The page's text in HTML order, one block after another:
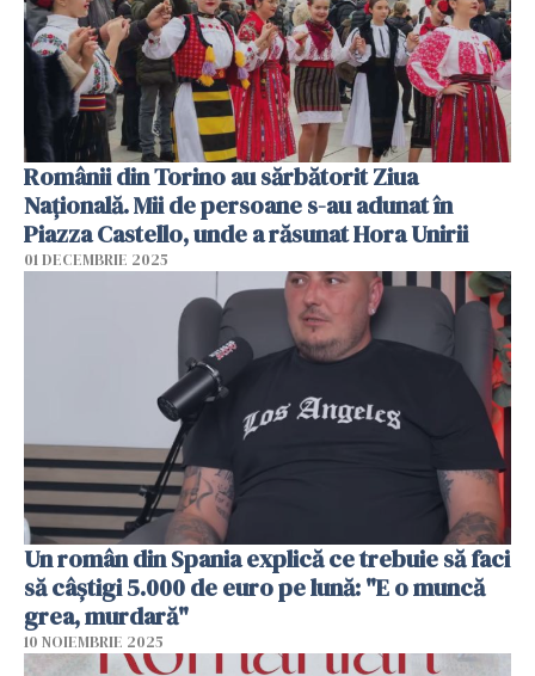
Românii din Torino au sărbătorit Ziua
Națională. Mii de persoane s-au adunat în
Piazza Castello, unde a răsunat Hora Unirii
01 DECEMBRIE 2025
Un român din Spania explică ce trebuie să faci
să câștigi 5.000 de euro pe lună: "E o muncă
grea, murdară"
10 NOIEMBRIE 2025